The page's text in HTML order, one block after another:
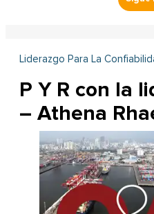
Liderazgo Para La
P Y R con la
– Athena